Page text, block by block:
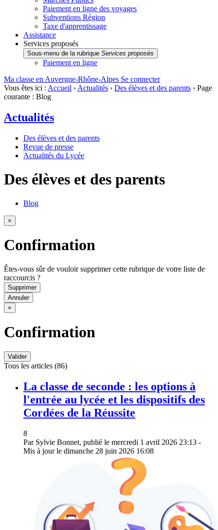
Paiement en ligne des voyages
Subventions Région
Taxe d'apprentissage
Assistance
Services proposés
Sous-menu de la rubrique Services proposés
Paiement en ligne
Ma classe en Auvergne-Rhône-Alpes Se connecter
Vous êtes ici : Accueil › Actualités › Des élèves et des parents › Page
courante : Blog
Actualités
Des élèves et des parents
Revue de presse
Actualités du Lycée
Des élèves et des parents
Blog
×
Confirmation
Êtes-vous sûr de vouloir supprimer cette rubrique de votre liste de
raccourcis ?
Supprimer
Annuler
×
Confirmation
Valider
Tous les articles (86)
La classe de seconde : les options à
l'entrée au lycée et les dispositifs des
Cordées de la Réussite
8
Par Sylvie Bonnet, publié le mercredi 1 avril 2026 23:13 -
Mis à jour le dimanche 28 juin 2026 16:08